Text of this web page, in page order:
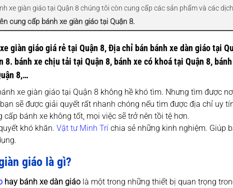
xe giàn giáo tại Quận 8 chúng tôi còn cung cấp các sản phẩm và các
cung cấp bánh xe giàn giáo tại Quận 8.
giàn giáo giá rẻ tại Quận 8, Địa chỉ bán bánh xe dàn giáo tại
8. bánh xe chịu tải tại Quận 8, bánh xe có khoá tại Quận 8,
8,…
xe giàn giáo tại Quận 8 không hề khó tìm. Nhưng tìm được
sẽ được giải quyết rất nhanh chóng nếu tìm được địa chỉ uy
cấp bánh xe không tốt, mọi việc sẽ trở nên tồi tệ hơn.
khó khăn. Vật tư Minh Trí chia sẻ những kinh nghiệm. Giúp
giáo là gì?
hay bánh xe dàn giáo là một trong những thiết bị quan trọng